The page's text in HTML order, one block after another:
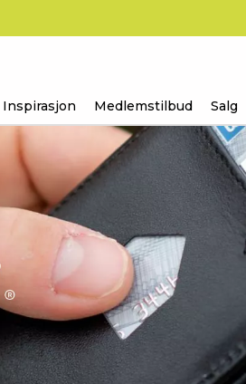
Inspirasjon Medlemstilbud Salg